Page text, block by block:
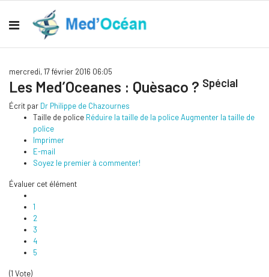
mercredi, 17 février 2016 06:05
Les Med’Oceanes : Quèsaco ? Spécial
Écrit par Dr Philippe de Chazournes
Taille de police Réduire la taille de la policeAugmenter la taille de
police
Imprimer
E-mail
Soyez le premier à commenter!
Évaluer cet élément
1
2
3
4
5
(1 Vote)